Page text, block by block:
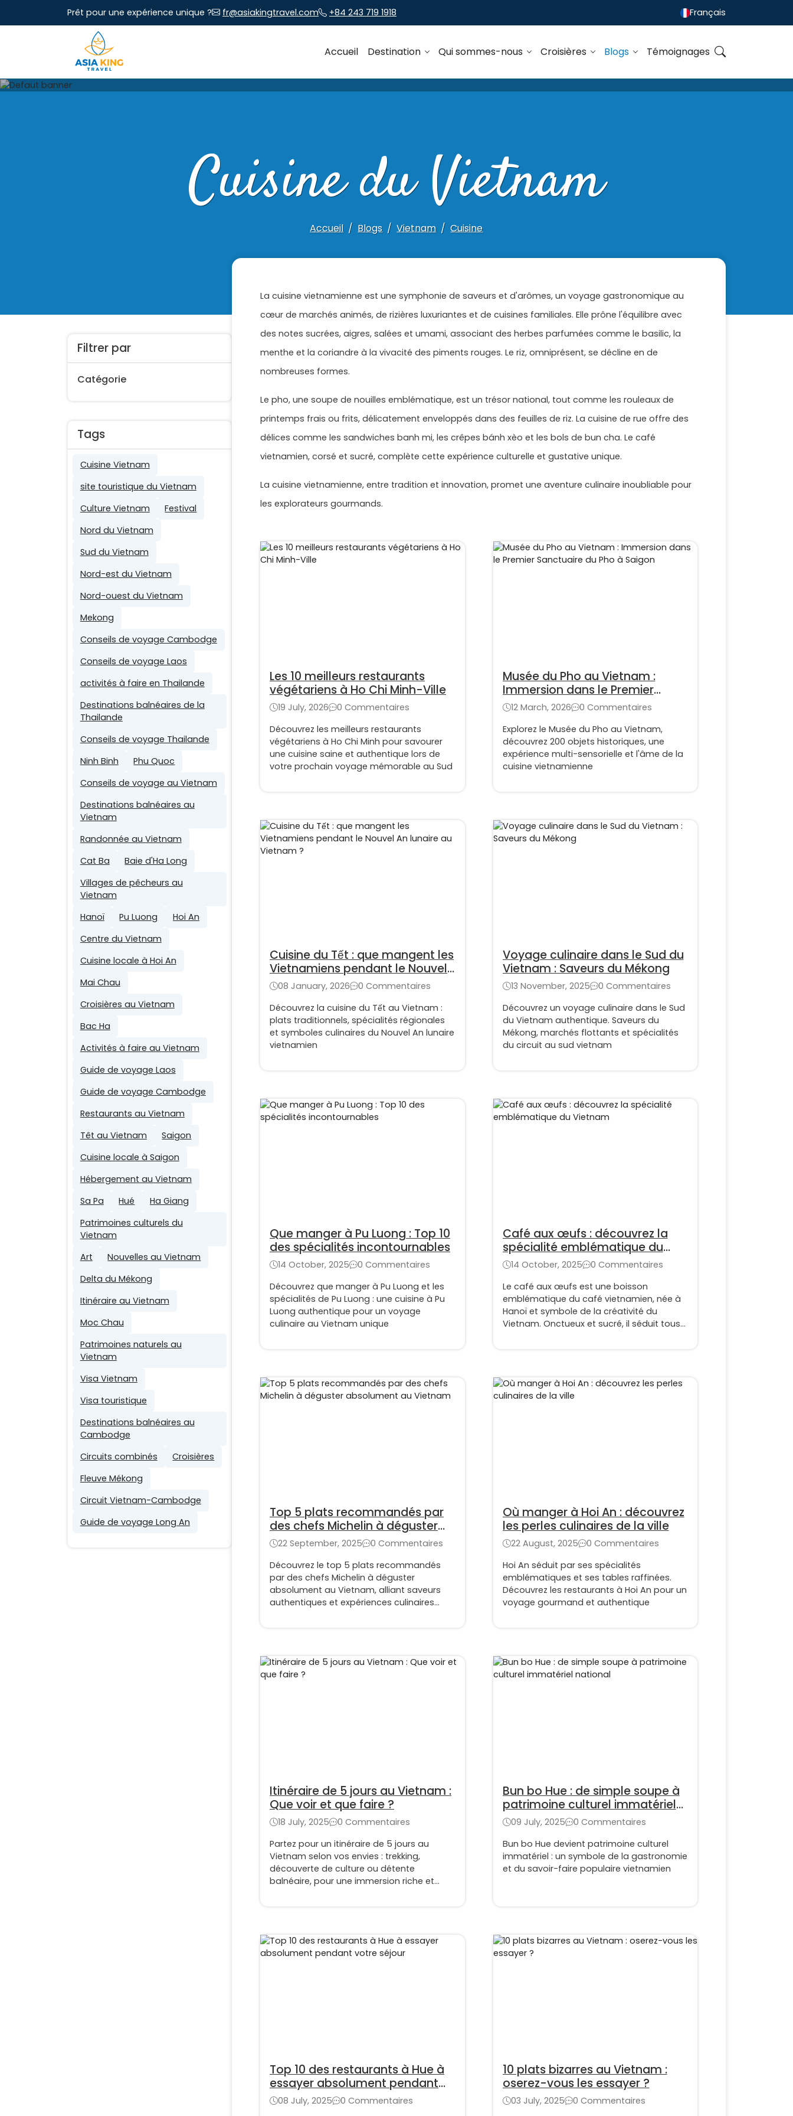
Prêt pour une expérience unique ? fr@asiakingtravel.com +84 243 719 1918 Français
Accueil Destination Qui sommes-nous Croisières Blogs Témoignages
Cuisine du Vietnam
Accueil Blogs Vietnam Cuisine
Filtrer par
Catégorie
Tags
Cuisine Vietnam
site touristique du Vietnam
Culture Vietnam
Festival
Nord du Vietnam
Sud du Vietnam
Nord-est du Vietnam
Nord-ouest du Vietnam
Mekong
Conseils de voyage Cambodge
Conseils de voyage Laos
activités à faire en Thailande
Destinations balnéaires de la
Thailande
Conseils de voyage Thailande
Ninh Binh
Phu Quoc
Conseils de voyage au Vietnam
Destinations balnéaires au
Vietnam
Randonnée au Vietnam
Cat Ba
Baie d'Ha Long
Villages de pêcheurs au
Vietnam
Hanoï
Pu Luong
Hoi An
Centre du Vietnam
Cuisine locale à Hoi An
Mai Chau
Croisières au Vietnam
Bac Ha
Activités à faire au Vietnam
Guide de voyage Laos
Guide de voyage Cambodge
Restaurants au Vietnam
Têt au Vietnam
Saigon
Cuisine locale à Saigon
Hébergement au Vietnam
Sa Pa
Hué
Ha Giang
Patrimoines culturels du
Vietnam
Art
Nouvelles au Vietnam
Delta du Mékong
Itinéraire au Vietnam
Moc Chau
Patrimoines naturels au
Vietnam
Visa Vietnam
Visa touristique
Destinations balnéaires au
Cambodge
Circuits combinés
Croisières
Fleuve Mékong
Circuit Vietnam-Cambodge
Guide de voyage Long An
La cuisine vietnamienne est une symphonie de saveurs et d'arômes, un voyage gastronomique au
cœur de marchés animés, de rizières luxuriantes et de cuisines familiales. Elle prône l'équilibre avec
des notes sucrées, aigres, salées et umami, associant des herbes parfumées comme le basilic, la
menthe et la coriandre à la vivacité des piments rouges. Le riz, omniprésent, se décline en de
nombreuses formes.
Le pho, une soupe de nouilles emblématique, est un trésor national, tout comme les rouleaux de
printemps frais ou frits, délicatement enveloppés dans des feuilles de riz. La cuisine de rue offre des
délices comme les sandwiches banh mi, les crêpes bánh xèo et les bols de bun cha. Le café
vietnamien, corsé et sucré, complète cette expérience culturelle et gustative unique.
La cuisine vietnamienne, entre tradition et innovation, promet une aventure culinaire inoubliable pour
les explorateurs gourmands.
Les 10 meilleurs restaurants
végétariens à Ho Chi Minh-Ville
19 July, 2026
0 Commentaires
Découvrez les meilleurs restaurants
végétariens à Ho Chi Minh pour savourer
une cuisine saine et authentique lors de
votre prochain voyage mémorable au Sud
Musée du Pho au Vietnam :
Immersion dans le Premier
Sanctuaire du Pho à Saigon
12 March, 2026
0 Commentaires
Explorez le Musée du Pho au Vietnam,
découvrez 200 objets historiques, une
expérience multi-sensorielle et l'âme de la
cuisine vietnamienne
Cuisine du Tết : que mangent les
Vietnamiens pendant le Nouvel
An lunaire au Vietnam ?
08 January, 2026
0 Commentaires
Découvrez la cuisine du Tết au Vietnam :
plats traditionnels, spécialités régionales
et symboles culinaires du Nouvel An lunaire
vietnamien
Voyage culinaire dans le Sud du
Vietnam : Saveurs du Mékong
13 November, 2025
0 Commentaires
Découvrez un voyage culinaire dans le Sud
du Vietnam authentique. Saveurs du
Mékong, marchés flottants et spécialités
du circuit au sud vietnam
Que manger à Pu Luong : Top 10
des spécialités incontournables
14 October, 2025
0 Commentaires
Découvrez que manger à Pu Luong et les
spécialités de Pu Luong : une cuisine à Pu
Luong authentique pour un voyage
culinaire au Vietnam unique
Café aux œufs : découvrez la
spécialité emblématique du
Vietnam
14 October, 2025
0 Commentaires
Le café aux œufs est une boisson
emblématique du café vietnamien, née à
Hanoï et symbole de la créativité du
Vietnam. Onctueux et sucré, il séduit tous
Top 5 plats recommandés par
des chefs Michelin à déguster
absolument au Vietnam
22 September, 2025
0 Commentaires
Découvrez le top 5 plats recommandés
par des chefs Michelin à déguster
absolument au Vietnam, alliant saveurs
authentiques et expériences culinaires
Où manger à Hoi An : découvrez
les perles culinaires de la ville
22 August, 2025
0 Commentaires
Hoi An séduit par ses spécialités
emblématiques et ses tables raffinées.
Découvrez les restaurants à Hoi An pour un
voyage gourmand et authentique
Itinéraire de 5 jours au Vietnam :
Que voir et que faire ?
18 July, 2025
0 Commentaires
Partez pour un itinéraire de 5 jours au
Vietnam selon vos envies : trekking,
découverte de culture ou détente
balnéaire, pour une immersion riche et
Bun bo Hue : de simple soupe à
patrimoine culturel immatériel
national
09 July, 2025
0 Commentaires
Bun bo Hue devient patrimoine culturel
immatériel : un symbole de la gastronomie
et du savoir-faire populaire vietnamien
Top 10 des restaurants à Hue à
essayer absolument pendant
votre séjour
08 July, 2025 0 Commentaires
10 plats bizarres au Vietnam :
oserez-vous les essayer ?
03 July, 2025 0 Commentaires